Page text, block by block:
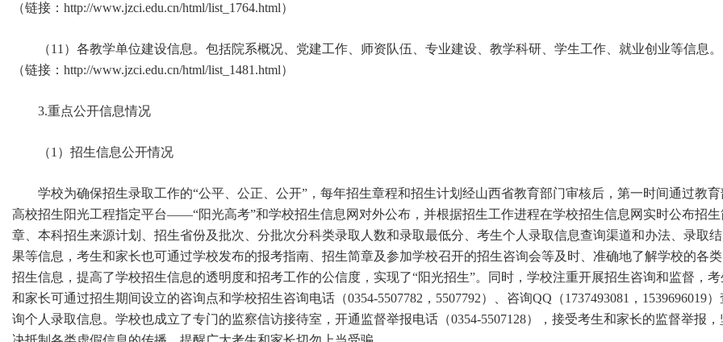
（链接：http://www.jzci.edu.cn/html/list_1764.html）
（11）各教学单位建设信息。包括院系概况、党建工作、师资队伍、专业建设、教学科研、学生工作、就业创业等信息。
（链接：http://www.jzci.edu.cn/html/list_1481.html）
3.重点公开信息情况
（1）招生信息公开情况
学校为确保招生录取工作的“公平、公正、公开”，每年招生章程和招生计划经山西省教育部门审核后，第一时间通过教育
高校招生阳光工程指定平台——“阳光高考”和学校招生信息网对外公布，并根据招生工作进程在学校招生信息网实时公布招生
章、本科招生来源计划、招生省份及批次、分批次分科类录取人数和录取最低分、考生个人录取信息查询渠道和办法、录取结
果等信息，考生和家长也可通过学校发布的报考指南、招生简章及参加学校召开的招生咨询会等及时、准确地了解学校的各类
招生信息，提高了学校招生信息的透明度和招考工作的公信度，实现了“阳光招生”。同时，学校注重开展招生咨询和监督，考
和家长可通过招生期间设立的咨询点和学校招生咨询电话（0354-5507782，5507792）、咨询QQ（1737493081，1539696019）
询个人录取信息。学校也成立了专门的监察信访接待室，开通监督举报电话（0354-5507128），接受考生和家长的监督举报，